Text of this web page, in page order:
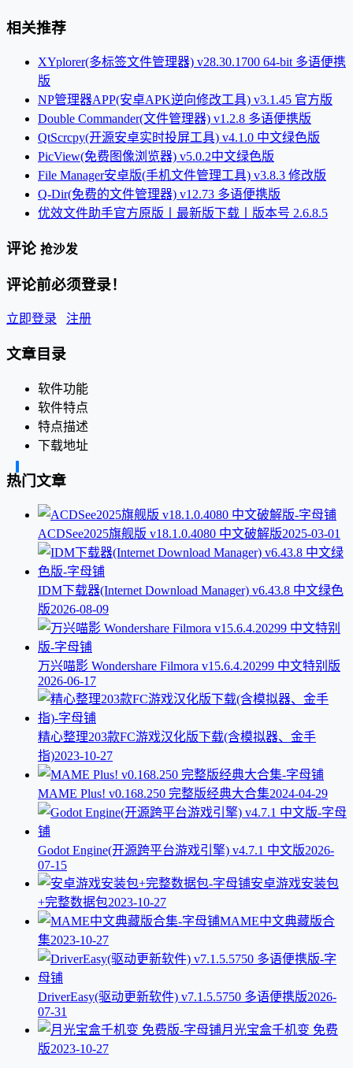
相关推荐
XYplorer(多标签文件管理器) v28.30.1700 64-bit 多语便携
版
NP管理器APP(安卓APK逆向修改工具) v3.1.45 官方版
Double Commander(文件管理器) v1.2.8 多语便携版
QtScrcpy(开源安卓实时投屏工具) v4.1.0 中文绿色版
PicView(免费图像浏览器) v5.0.2中文绿色版
File Manager安卓版(手机文件管理工具) v3.8.3 修改版
Q-Dir(免费的文件管理器) v12.73 多语便携版
优效文件助手官方原版丨最新版下载丨版本号 2.6.8.5
评论 抢沙发
评论前必须登录！
立即登录 注册
文章目录
软件功能
软件特点
特点描述
下载地址
热门文章
ACDSee2025旗舰版 v18.1.0.4080 中文破解版2025-03-01
IDM下载器(Internet Download Manager) v6.43.8 中文绿色
版2026-08-09
万兴喵影 Wondershare Filmora v15.6.4.20299 中文特别版
2026-06-17
精心整理203款FC游戏汉化版下载(含模拟器、金手
指)2023-10-27
MAME Plus! v0.168.250 完整版经典大合集2024-04-29
Godot Engine(开源跨平台游戏引擎) v4.7.1 中文版2026-
07-15
安卓游戏安装包
+完整数据包2023-10-27
MAME中文典藏版合
集2023-10-27
DriverEasy(驱动更新软件) v7.1.5.5750 多语便携版2026-
07-31
月光宝盒千机变 免费
版2023-10-27